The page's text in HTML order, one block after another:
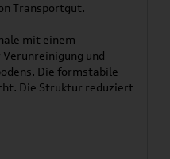
Transportgut.
mit einem
und
Die formstabile
Die Struktur reduziert